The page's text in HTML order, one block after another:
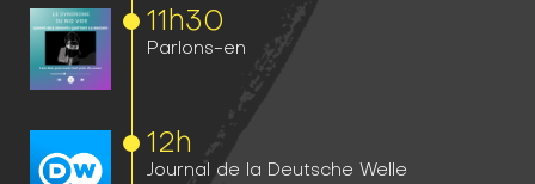
11h30
Parlons-en
12h
Journal de la Deutsche Welle